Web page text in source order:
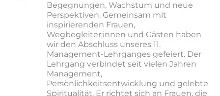
Begegnungen, Wachstum und neue
Perspektiven. Gemeinsam mit
inspirierenden Frauen,
Wegbegleiter:innen und Gästen haben
wir den Abschluss unseres 11.
Management-Lehrganges gefeiert. Der
Lehrgang verbindet seit vielen Jahren
Management,
Persönlichkeitsentwicklung und gelebte
Spiritualität. Er richtet sich an Frauen, die